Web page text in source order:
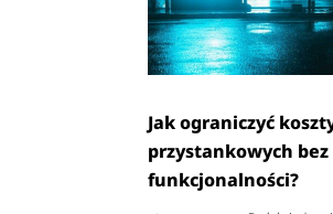
Jak ograniczyć
przystankowych
funkcjonalności?